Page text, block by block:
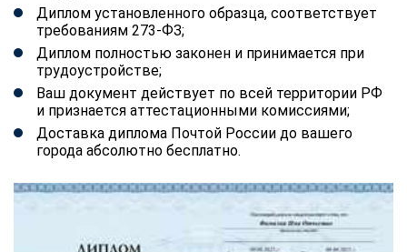
Диплом установленного образца, соответствует
требованиям 273-ФЗ;
Диплом полностью законен и принимается при
трудоустройстве;
Ваш документ действует по всей территории РФ
и признается аттестационными комиссиями;
Доставка диплома Почтой России до вашего
города абсолютно бесплатно.